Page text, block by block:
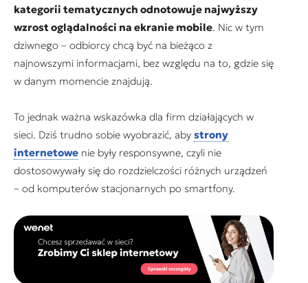
kategorii tematycznych odnotowuje najwyższy
wzrost oglądalności na ekranie mobile. Nic w tym
dziwnego – odbiorcy chcą być na bieżąco z
najnowszymi informacjami, bez względu na to, gdzie się
w danym momencie znajdują.
To jednak ważna wskazówka dla firm działających w
sieci. Dziś trudno sobie wyobrazić, aby strony
internetowe nie były responsywne, czyli nie
dostosowywały się do rozdzielczości różnych urządzeń
– od komputerów stacjonarnych po smartfony.